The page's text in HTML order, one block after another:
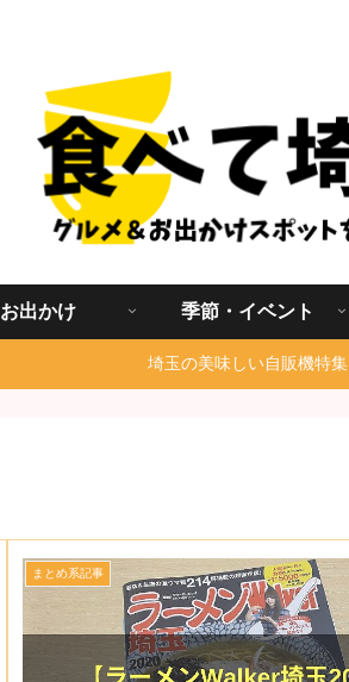
お出かけ 季節・イベント
埼玉の美味しい自販機特集
まとめ系記事